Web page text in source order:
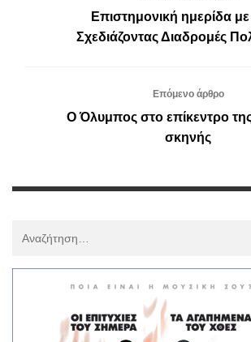
Επιστημονική ημερίδα
Σχεδιάζοντας Διαδρομές
Επόμενο άρθρο
Ο Όλυμπος στο επίκεντρο
σκηνής
: